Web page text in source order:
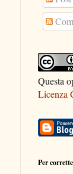
Questa
Licenza
Per